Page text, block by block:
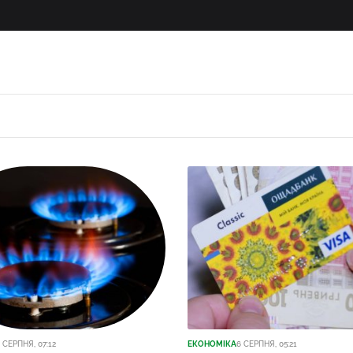
СЕРПНЯ, 07:12 ЕКОНОМІКА6 СЕРПНЯ, 05:21